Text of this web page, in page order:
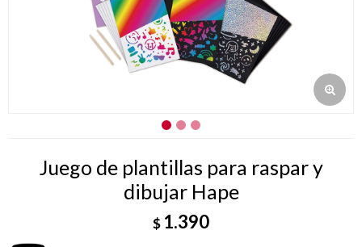
Juego de plantillas para raspar y
dibujar Hape
$ 1.390